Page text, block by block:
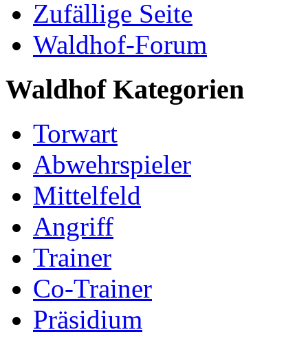
Zufällige Seite
Waldhof-Forum
Waldhof Kategorien
Torwart
Abwehrspieler
Mittelfeld
Angriff
Trainer
Co-Trainer
Präsidium